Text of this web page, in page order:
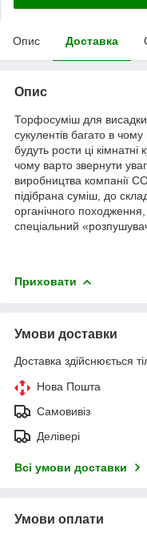
Опис Доставка
Опис
Торфосуміш для висадки
сукулентів багато в
будуть рости ці
чому варто звернути
виробництва компанії
підібрана суміш, до
органічного
спеціальний
Приховати
Умови доставки
Доставка здійснюється
Нова Пошта
Самовивіз
Делівері
Всі умови доставки
Умови оплати